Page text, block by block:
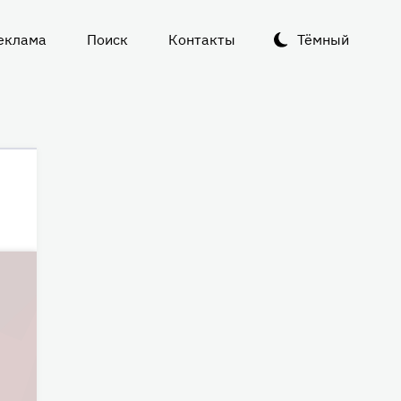
Тёмный
Поиск Контакты